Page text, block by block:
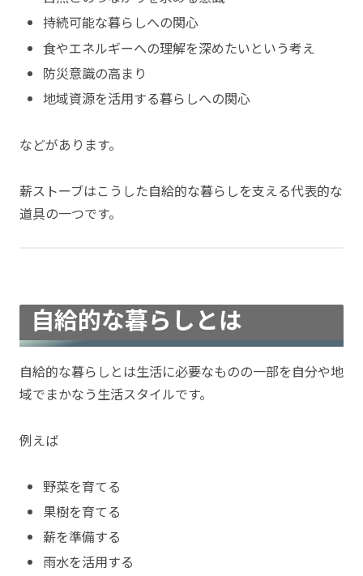
持続可能な暮らしへの関心
食やエネルギーへの理解を深めたいという考え
防災意識の高まり
地域資源を活用する暮らしへの関心
などがあります。
薪ストーブはこうした自給的な暮らしを支える代表的な
道具の一つです。
自給的な暮らしとは
自給的な暮らしとは生活に必要なものの一部を自分や地
域でまかなう生活スタイルです。
例えば
野菜を育てる
果樹を育てる
薪を準備する
雨水を活用する